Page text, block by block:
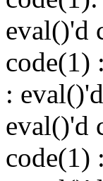
eval()'d
code(1)
:
eval()'d
code(1)